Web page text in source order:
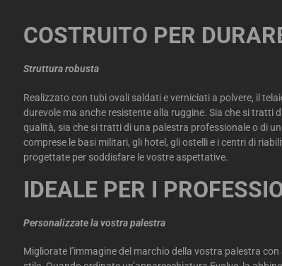
COSTRUITO PER
Struttura robusta
Realizzato con tubi ovali saldati e verniciati a polvere, il
durevole ma anche resistente alla ruggine. Sia che si tratti
qualità, sia che si tratti di una palestra professionale o di
comprese le basi militari, gli hotel, gli ostelli e i centri di
progettate per soddisfare le vostre aspettative.
IDEALE PER I
Personalizzate la vostra palestra
Migliorate l’immagine del marchio della vostra palestra